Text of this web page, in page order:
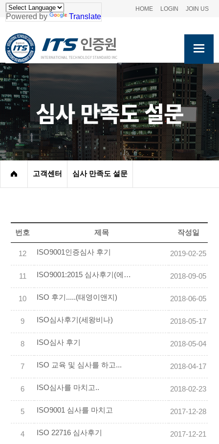
Powered by Translate
HOME LOGIN JOIN US
심사 만족도 설문
고객센터 심사 만족도 설문
번호 제목 작성일
12 ISO9001인증심사 후기 2019-02-25
11 ISO9001:2015 심사후기(에이치씨엔씨) 2018-09-05
10 ISO 후기.....(태영이앤지) 2018-06-05
9 ISO심사후기(세왕비나) 2018-05-17
8 ISO심사 후기 2018-05-04
7 ISO 교육 및 심사를 하고... 2018-04-17
6 ISO심사를 마치고.. 2018-02-23
5 ISO9001 심사를 마치고 2017-12-28
4 ISO 22716 심사후기 2017-12-21